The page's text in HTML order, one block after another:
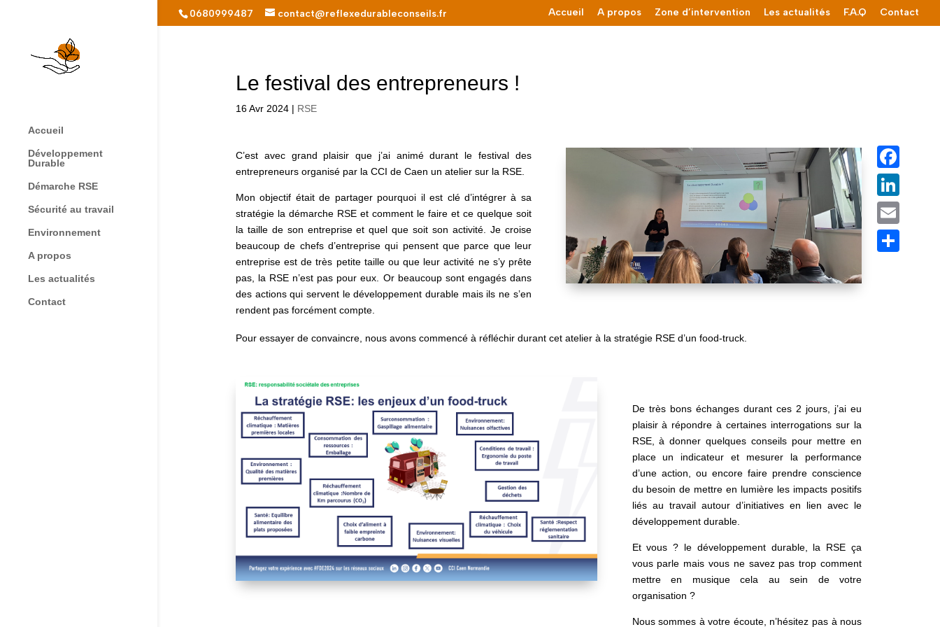
0680999487 contact@reflexedurableconseils.fr Accueil A propos Zone d’intervention Les actualités F.A.Q Contact
Accueil
Développement
Durable
Démarche RSE
Sécurité au travail
Environnement
A propos
Les actualités
Contact
Le festival des entrepreneurs !
16 Avr 2024| RSE
C’est avec grand plaisir que j’ai animé durant le festival des
entrepreneurs organisé par la CCI de Caen un atelier sur la RSE.
Mon objectif était de partager pourquoi il est clé d’intégrer à sa
stratégie la démarche RSE et comment le faire et ce quelque soit
la taille de son entreprise et quel que soit son activité. Je croise
beaucoup de chefs d’entreprise qui pensent que parce que leur
entreprise est de très petite taille ou que leur activité ne s’y prête
pas, la RSE n’est pas pour eux. Or beaucoup sont engagés dans
des actions qui servent le développement durable mais ils ne s’en
rendent pas forcément compte.
Pour essayer de convaincre, nous avons commencé à réfléchir durant cet atelier à la stratégie RSE d’un food-truck.
De très bons échanges durant ces 2 jours, j’ai eu
plaisir à répondre à certaines interrogations sur la
RSE, à donner quelques conseils pour mettre en
place un indicateur et mesurer la performance
d’une action, ou encore faire prendre conscience
du besoin de mettre en lumière les impacts positifs
liés au travail autour d’initiatives en lien avec le
développement durable.
Et vous ? le développement durable, la RSE ça
vous parle mais vous ne savez pas trop comment
mettre en musique cela au sein de votre
organisation ?
Nous sommes à votre écoute, n’hésitez pas à nous
Facebook
LinkedIn
Email